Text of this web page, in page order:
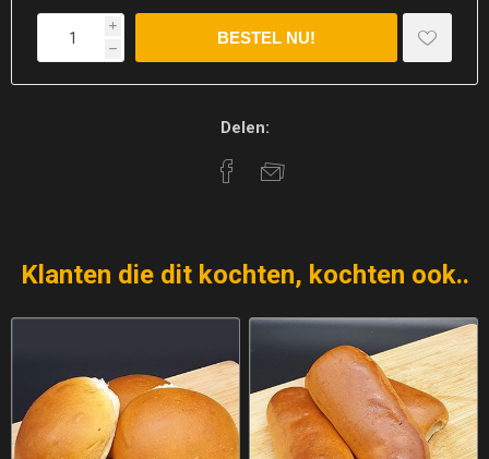
i
h
Delen:
Klanten die dit kochten, kochten ook..